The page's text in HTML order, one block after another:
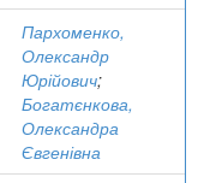
Пархоменко,
Олександр
Юрійович;
Богатєнкова,
Олександра
Євгенівна